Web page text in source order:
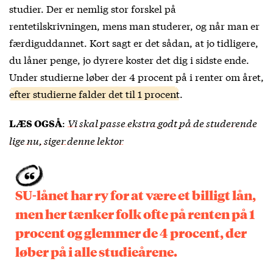
studier. Der er nemlig stor forskel på
rentetilskrivningen, mens man studerer, og når man er
færdiguddannet. Kort sagt er det sådan, at jo tidligere,
du låner penge, jo dyrere koster det dig i sidste ende.
Under studierne løber der 4 procent på i renter om året,
efter studierne falder det til 1 procent
LÆS OGSÅ: Vi skal passe ekstra godt på de studerende
lige nu, siger denne lektor
SU-lånet har ry for at være et billigt lån,
men her tænker folk ofte på renten på 1
procent og glemmer de 4 procent, der
løber på i alle studieårene.